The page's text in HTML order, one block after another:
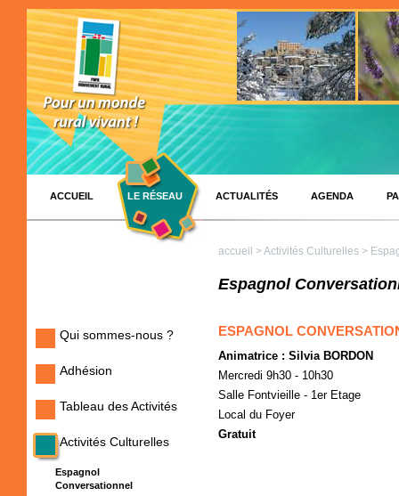
ACCUEIL LE RÉSEAU ACTUALITÉS AGENDA
Qui sommes-nous ?
Adhésion
Tableau des Activités
Activités Culturelles
Espagnol
Conversationnel
accueil >Activités Culturelles >
Espagnol
ESPAGNOL
Animatrice : Silvia BORDON
Mercredi 9h30 - 10h30
Salle Fontvieille - 1er Etage
Local du Foyer
Gratuit